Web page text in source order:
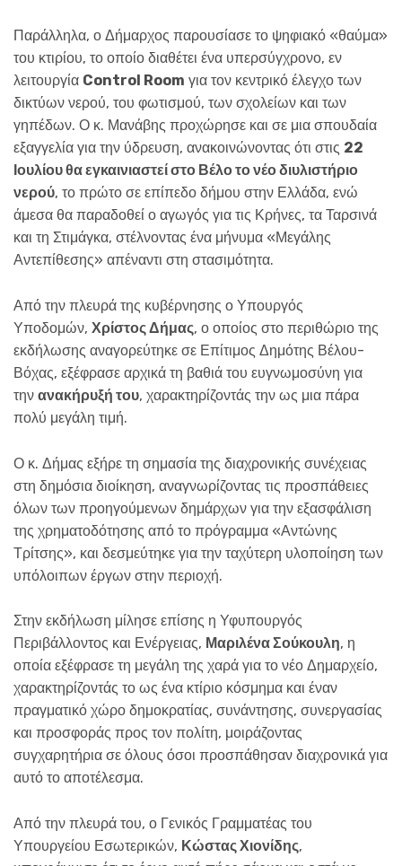
Παράλληλα, ο Δήμαρχος παρουσίασε το ψηφιακό «θαύμα»
του κτιρίου, το οποίο διαθέτει ένα υπερσύγχρονο, εν
λειτουργία Control Room για τον κεντρικό έλεγχο των
δικτύων νερού, του φωτισμού, των σχολείων και των
γηπέδων. Ο κ. Μανάβης προχώρησε και σε μια σπουδαία
εξαγγελία για την ύδρευση, ανακοινώνοντας ότι στις 22
Ιουλίου θα εγκαινιαστεί στο Βέλο το νέο διυλιστήριο
νερού, το πρώτο σε επίπεδο δήμου στην Ελλάδα, ενώ
άμεσα θα παραδοθεί ο αγωγός για τις Κρήνες, τα Ταρσινά
και τη Στιμάγκα, στέλνοντας ένα μήνυμα «Μεγάλης
Αντεπίθεσης» απέναντι στη στασιμότητα.
Από την πλευρά της κυβέρνησης ο Υπουργός
Υποδομών, Χρίστος Δήμας, ο οποίος στο περιθώριο της
εκδήλωσης αναγορεύτηκε σε Επίτιμος Δημότης Βέλου-
Βόχας, εξέφρασε αρχικά τη βαθιά του ευγνωμοσύνη για
την ανακήρυξή του, χαρακτηρίζοντάς την ως μια πάρα
πολύ μεγάλη τιμή.
Ο κ. Δήμας εξήρε τη σημασία της διαχρονικής συνέχειας
στη δημόσια διοίκηση, αναγνωρίζοντας τις προσπάθειες
όλων των προηγούμενων δημάρχων για την εξασφάλιση
της χρηματοδότησης από το πρόγραμμα «Αντώνης
Τρίτσης», και δεσμεύτηκε για την ταχύτερη υλοποίηση των
υπόλοιπων έργων στην περιοχή.
Στην εκδήλωση μίλησε επίσης η Υφυπουργός
Περιβάλλοντος και Ενέργειας, Μαριλένα Σούκουλη, η
οποία εξέφρασε τη μεγάλη της χαρά για το νέο Δημαρχείο,
χαρακτηρίζοντάς το ως ένα κτίριο κόσμημα και έναν
πραγματικό χώρο δημοκρατίας, συνάντησης, συνεργασίας
και προσφοράς προς τον πολίτη, μοιράζοντας
συγχαρητήρια σε όλους όσοι προσπάθησαν διαχρονικά για
αυτό το αποτέλεσμα.
Από την πλευρά του, ο Γενικός Γραμματέας του
Υπουργείου Εσωτερικών, Κώστας Χιονίδης,